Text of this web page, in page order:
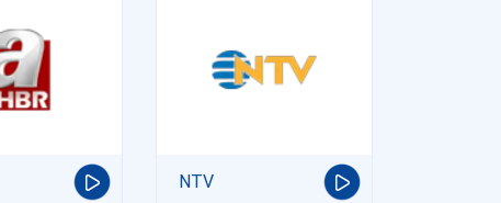
NTV